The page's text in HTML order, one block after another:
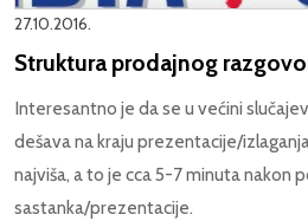
27.10.2016.
Struktura prodajnog
Interesantno je da se u većini
dešava na kraju prezentacije/
najviša, a to je cca 5-7 minuta nakon
sastanka/prezentacije.